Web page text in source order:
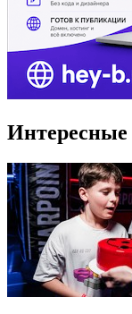
Интересные